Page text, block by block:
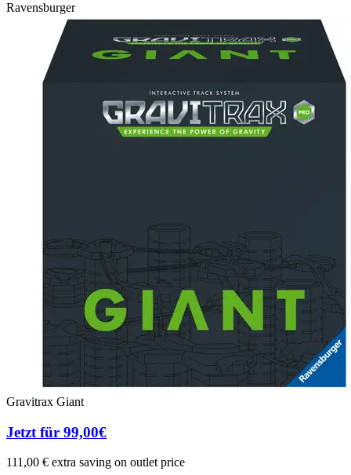
Ravensburger
Gravitrax Giant
Jetzt für 99,00€
111,00 € extra saving on outlet price